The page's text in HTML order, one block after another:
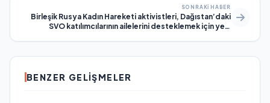
SONRAKI HABER
Birleşik Rusya Kadın Hareketi aktivistleri, Dağıstan’daki
SVO katılımcılarının ailelerini desteklemek için yeni
BENZER GELIŞMELER